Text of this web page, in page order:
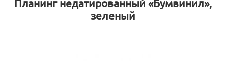
КОНТАКТЫ
Планинг недатированный «Бумвинил»,
зеленый